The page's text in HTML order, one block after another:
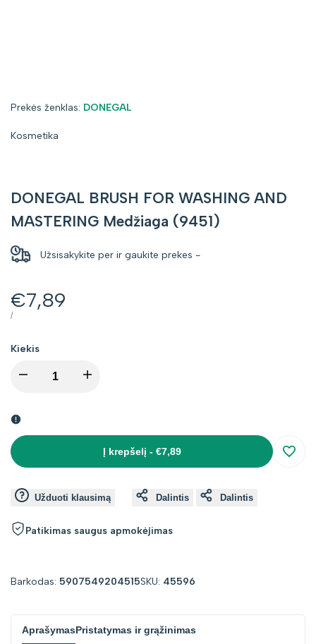
Prekės ženklas: Prekės
DONEGAL
Kosmetika
DONEGAL BRUSH FOR WASHING AND
MASTERING Medžiaga (9451)
Užsisakykite per ir gaukite prekes -
Kaina
su
nuolaida
€7,89
VIENETO
/PER
Kiekis
I18n
Missing
value
"product"
kiekį
I18n
"product"
kiekį
Į krepšelį - €7,89
Užduoti klausimą Dalintis Dalintis
Patikimas saugus apmokėjimas
Barkodas: 5907549204515SKU: 45596
AprašymasPristatymas ir grąžinimas